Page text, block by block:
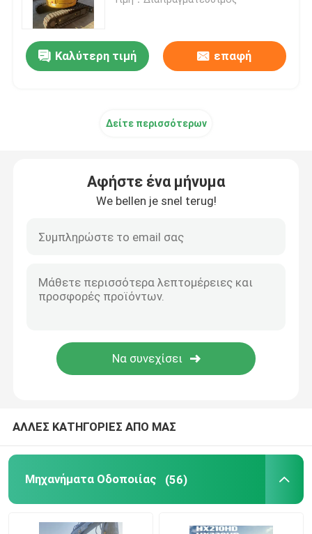
Χρησιμοποιημένος εκσκαφέας Hitachi
Μεταχειρισμένα ανατρεπόμενα φορτηγά
Χρησιμοποιημένα ρυμουλκούμενα
Μίνι εκσκαφέας
Χρησιμοποιηθέντες ανεμοφόροι ντίζελ
Χρησιμοποιημένα φορτωτικά
Καλύτερη τιμή επαφή
Δείτε περισσότερων
Αφήστε ένα μήνυμα
We bellen je snel terug!
ΑΛΛΕΣ ΚΑΤΗΓΟΡΙΕΣ ΑΠΟ ΜΑΣ
Μηχανήματα Οδοποιίας (56)